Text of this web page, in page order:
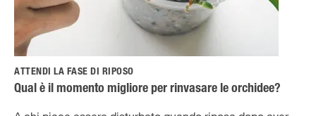
ATTENDI LA FASE DI RIPOSO
Qual è il momento migliore per rinvasare le orchidee?